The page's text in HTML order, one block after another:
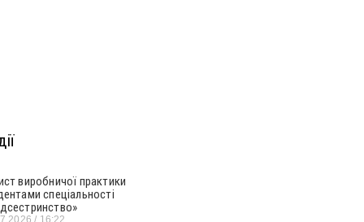
виробничої практики
спеціальності
16:22